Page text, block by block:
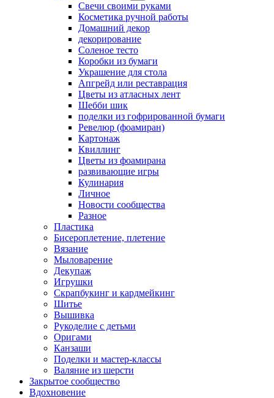
Свечи своими руками
Косметика ручной работы
Домашний декор
декорирование
Соленое тесто
Коробки из бумаги
Украшение для стола
Апгрейд или реставрация
Цветы из атласных лент
Шебби шик
поделки из гофрированной бумаги
Ревелюр (фоамиран)
Картонаж
Квиллинг
Цветы из фоамирана
развивающие игры
Кулинария
Личное
Новости сообщества
Разное
Пластика
Бисероплетение, плетение
Вязание
Мыловарение
Декупаж
Игрушки
Скрапбукинг и кардмейкинг
Шитье
Вышивка
Рукоделие с детьми
Оригами
Канзаши
Поделки и мастер-классы
Валяние из шерсти
Закрытое сообщество
Вдохновение